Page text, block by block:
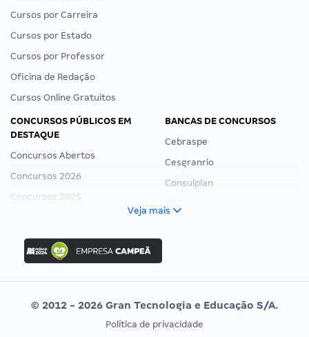
Cursos por Carreira
Cursos por Estado
Cursos por Professor
Oficina de Redação
Cursos Online Gratuitos
CONCURSOS PÚBLICOS EM
DESTAQUE
Concursos Abertos
Concursos 2026
Concursos 2025
Concurso Ibama
Concurso MPU
Editais publicados
BANCAS DE CONCURSOS
Cebraspe
Cesgranrio
Consulplan
Vunesp
CONCURSOS POR PROFISSÃO EXAME DE ORDEM
Veja mais
© 2012 - 2026 Gran Tecnologia e Educação S/A.
Política de privacidade